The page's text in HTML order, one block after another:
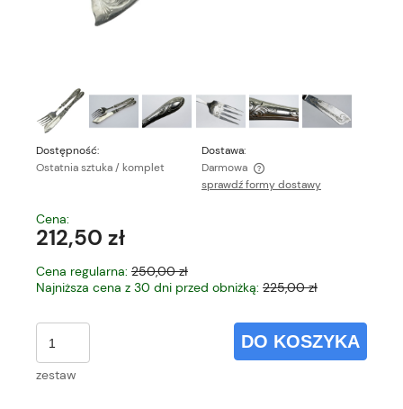
Dostępność:
Ostatnia sztuka / komplet
Dostawa:
Darmowa
Cena nie zawiera ewentualnych kosztów płatności
sprawdź formy dostawy
Cena:
212,50 zł
Cena regularna: 250,00 zł
Najniższa cena z 30 dni przed obniżką: 225,00 zł
zestaw
DO KOSZYKA